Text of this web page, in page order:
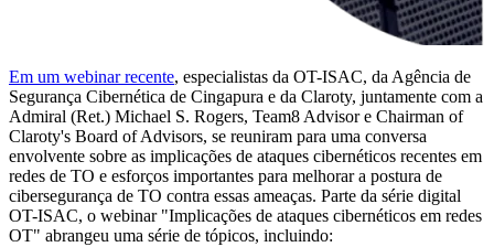
Em um webinar recente, especialistas da OT-ISAC, da Agência de
Segurança Cibernética de Cingapura e da Claroty, juntamente com a
Admiral (Ret.) Michael S. Rogers, Team8 Advisor e Chairman of
Claroty's Board of Advisors, se reuniram para uma conversa
envolvente sobre as implicações de ataques cibernéticos recentes em
redes de TO e esforços importantes para melhorar a postura de
cibersegurança de TO contra essas ameaças. Parte da série digital
OT-ISAC, o webinar "Implicações de ataques cibernéticos em redes
OT" abrangeu uma série de tópicos, incluindo: